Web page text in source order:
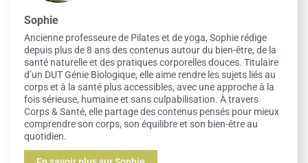
Sophie
Ancienne professeure de Pilates et de yoga, Sophie rédige
depuis plus de 8 ans des contenus autour du bien-être, de la
santé naturelle et des pratiques corporelles douces. Titulaire
d’un DUT Génie Biologique, elle aime rendre les sujets liés au
corps et à la santé plus accessibles, avec une approche à la
fois sérieuse, humaine et sans culpabilisation. À travers
Corps & Santé, elle partage des contenus pensés pour mieux
comprendre son corps, son équilibre et son bien-être au
quotidien.